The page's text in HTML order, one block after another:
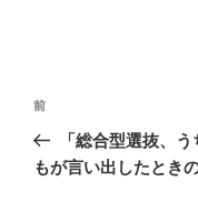
投
ナ
前
の
投
前
「総合型選抜、
もが言い出したとき